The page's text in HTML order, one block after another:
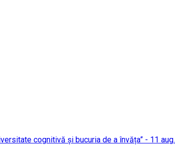
cognitivă și bucuria de a învăța” - 11 aug.